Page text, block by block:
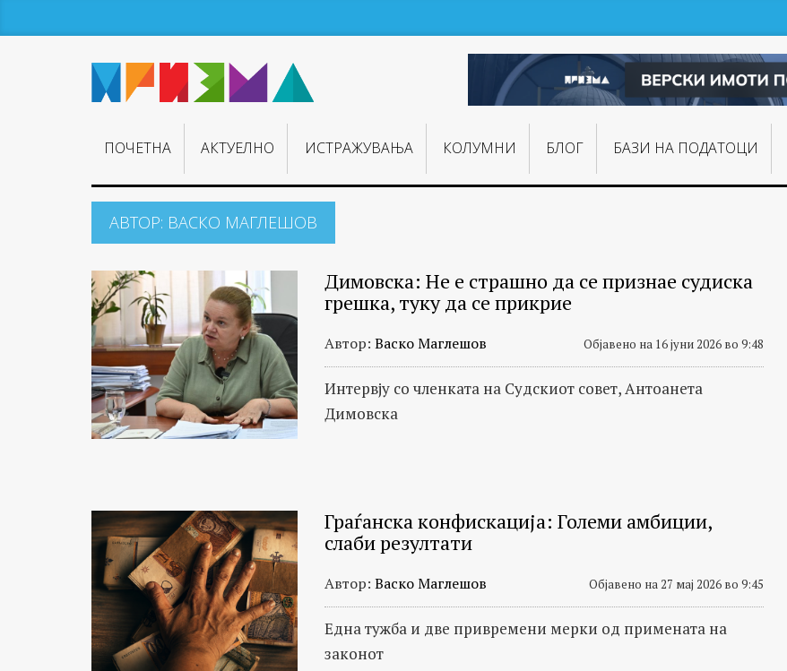
ПОЧЕТНА АКТУЕЛНО ИСТРАЖУВАЊA КОЛУМНИ БЛОГ БАЗИ НА ПОДАТОЦИ
АВТОР: ВАСКО МАГЛЕШОВ
Димовска: Не е страшно да се признае судиска
грешка, туку да се прикрие
Автор: Васко Маглешов Објавено на 16 јуни 2026 во 9:48
Интервју со членката на Судскиот совет, Антоанета
Димовска
Граѓанска конфискација: Големи амбиции,
слаби резултати
Автор: Васко Маглешов Објавено на 27 мај 2026 во 9:45
Една тужба и две привремени мерки од примената на
законот